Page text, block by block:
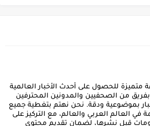
متميزة للحصول على أحدث الأخبار العالمية
بفريق من الصحفيين والمدونين المحترفين
بموضوعية ودقة. نحن نهتم بتغطية جميع
في العالم العربي والعالم، مع التركيز على
قبل نشرها، لضمان تقديم محتوى